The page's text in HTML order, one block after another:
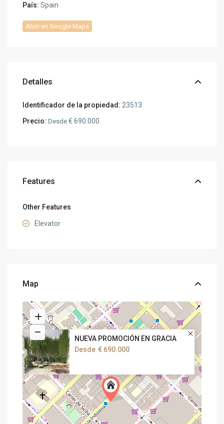
País: Spain
Abrir en Google Maps
Detalles
Identificador de la propiedad: 23513
Precio: Desde € 690.000
Features
Other Features
Elevator
Map
NUEVA PROMOCIÓN EN GRACIA
Desde € 690.000